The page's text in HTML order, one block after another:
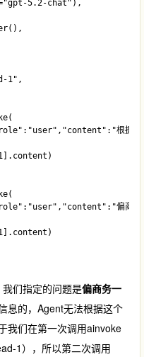
5.2-chat"),
1",
根据当
偏商
们指定的问题是偏商务一
息的，Agent无法根据这个
我们在第一次调用ainvoke
1），所以第二次调用